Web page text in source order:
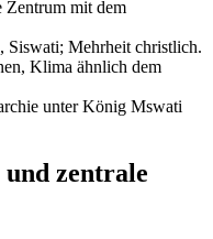
Zentrum mit dem
Siswati; Mehrheit christlich.
Klima ähnlich dem
unter König Mswati
zentrale